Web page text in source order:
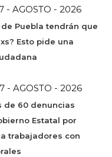
- AGOSTO - 2026
Puebla tendrán que
Esto pide una
- AGOSTO - 2026
de 60 denuncias
Estatal por
trabajadores con